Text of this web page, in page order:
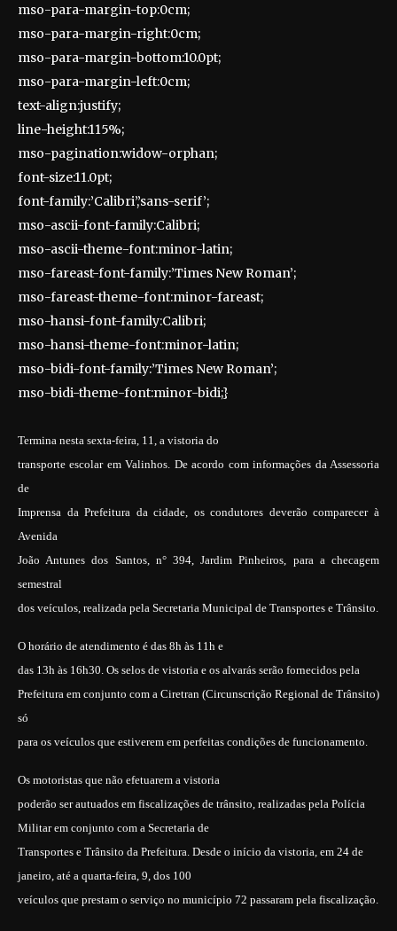
mso-para-margin-top:0cm;
mso-para-margin-right:0cm;
mso-para-margin-bottom:10.0pt;
mso-para-margin-left:0cm;
text-align:justify;
line-height:115%;
mso-pagination:widow-orphan;
font-size:11.0pt;
font-family:’Calibri’,’sans-serif’;
mso-ascii-font-family:Calibri;
mso-ascii-theme-font:minor-latin;
mso-fareast-font-family:’Times New Roman’;
mso-fareast-theme-font:minor-fareast;
mso-hansi-font-family:Calibri;
mso-hansi-theme-font:minor-latin;
mso-bidi-font-family:’Times New Roman’;
mso-bidi-theme-font:minor-bidi;}
Termina nesta sexta-feira, 11, a vistoria do
transporte escolar em Valinhos. De acordo com informações da Assessoria
de
Imprensa da Prefeitura da cidade, os condutores deverão comparecer à
Avenida
João Antunes dos Santos, n° 394, Jardim Pinheiros, para a checagem
semestral
dos veículos, realizada pela Secretaria Municipal de Transportes e Trânsito.
O horário de atendimento é das 8h às 11h e
das 13h às 16h30. Os selos de vistoria e os alvarás serão fornecidos pela
Prefeitura em conjunto com a Ciretran (Circunscrição Regional de Trânsito)
só
para os veículos que estiverem em perfeitas condições de funcionamento.
Os motoristas que não efetuarem a vistoria
poderão ser autuados em fiscalizações de trânsito, realizadas pela Polícia
Militar em conjunto com a Secretaria de
Transportes e Trânsito da Prefeitura. Desde o início da vistoria, em 24 de
janeiro, até a quarta-feira, 9, dos 100
veículos que prestam o serviço no município 72 passaram pela fiscalização.